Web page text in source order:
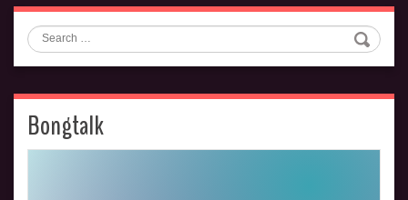
Search
Bongtalk